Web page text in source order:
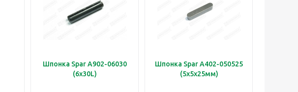
Шпонка Spar A902-06030
(6х30L)
Шпонка Spar A402-050525
(5х5х25мм)